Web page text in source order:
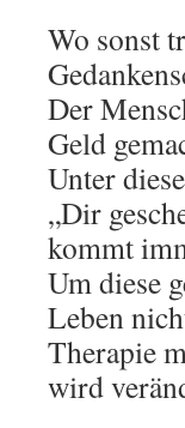
Wo sonst
Der
Geld
Unter
„Dir
kommt
Um diese
Leben
Therapie
wird